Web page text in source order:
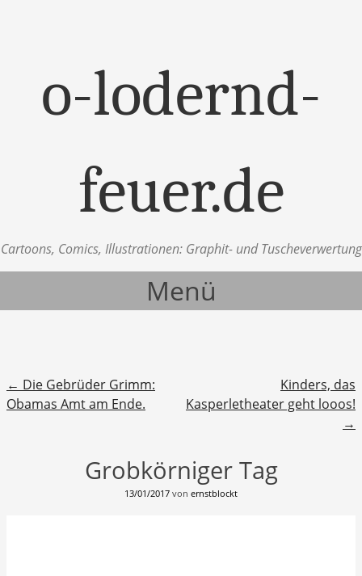
o-lodernd-
feuer.de
Cartoons, Comics, Illustrationen: Graphit- und Tuscheverwertung
Menü
Beitragsnavigation
← Die Gebrüder Grimm:
Obamas Amt am Ende.
Kinders, das
Kasperletheater geht looos!
→
Grobkörniger Tag
13/01/2017 von ernstblockt